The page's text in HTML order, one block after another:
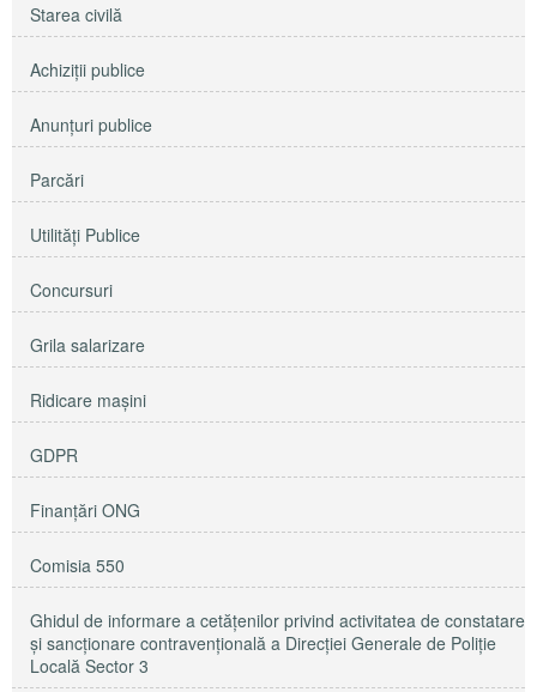
Starea civilă
Achiziţii publice
Anunţuri publice
Parcări
Utilităţi Publice
Concursuri
Grila salarizare
Ridicare maşini
GDPR
Finanțări ONG
Comisia 550
Ghidul de informare a cetățenilor privind activitatea de constatare
și sancționare contravențională a Direcției Generale de Poliție
Locală Sector 3